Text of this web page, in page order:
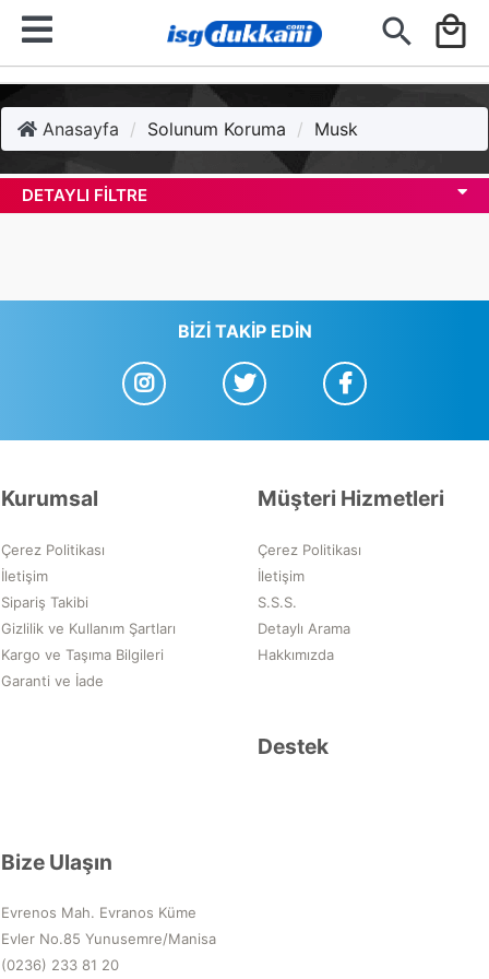
search local_mall
Anasayfa Solunum Koruma Musk
DETAYLI FILTRE
BIZI TAKIP EDIN
Kurumsal
Çerez Politikası
İletişim
Sipariş Takibi
Gizlilik ve Kullanım Şartları
Kargo ve Taşıma Bilgileri
Garanti ve İade
Müşteri Hizmetleri
Çerez Politikası
İletişim
S.S.S.
Detaylı Arama
Hakkımızda
Destek
Bize Ulaşın
Evrenos Mah. Evranos Küme
Evler No.85 Yunusemre/Manisa
(0236) 233 81 20